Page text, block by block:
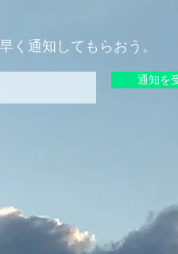
く通知してもらおう。
通知を